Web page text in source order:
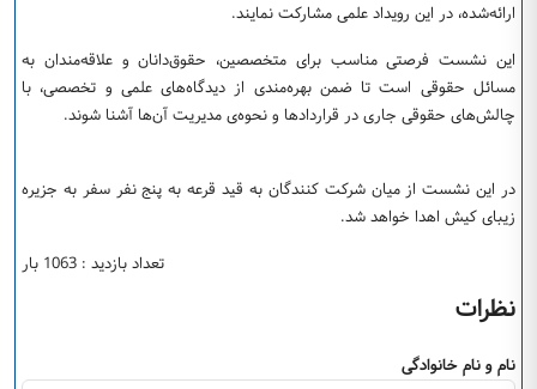
ارائه‌شده، در این رویداد علمی مشارکت نمایند.
این نشست فرصتی مناسب برای متخصصین، حقوق‌دانان و علاقه‌مندان به
مسائل حقوقی است تا ضمن بهره‌مندی از دیدگاه‌های علمی و تخصصی، با
چالش‌های حقوقی جاری در قراردادها و نحوه‌ی مدیریت آن‌ها آشنا شوند.
در این نشست از میان شرکت کنندگان به قید قرعه به پنج نفر سفر به جزیره
زیبای کیش اهدا خواهد شد.
تعداد بازدید : 1063 بار
نظرات
نام و نام خانوادگی